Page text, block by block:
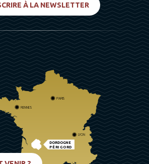
À LA NEWSLETTER
DORDOGNE
PÉRIGORD
PARIS
RENNES
LYON